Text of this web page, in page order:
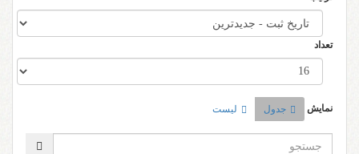
تعداد
نمایش لیست جدول